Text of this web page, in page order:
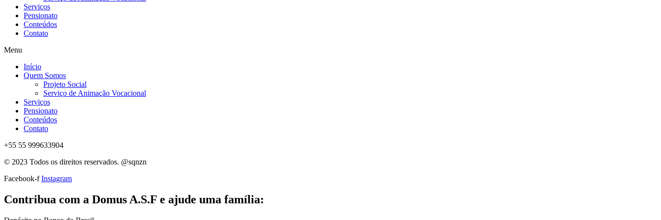
Serviços
Pensionato
Conteúdos
Contato
Menu
Início
Quem Somos
Projeto Social
Serviço de Animação Vocacional
Serviços
Pensionato
Conteúdos
Contato
+55 55 999633904
© 2023 Todos os direitos reservados. @sqnzn
Facebook-f Instagram
Contribua com a Domus A.S.F e ajude uma família: